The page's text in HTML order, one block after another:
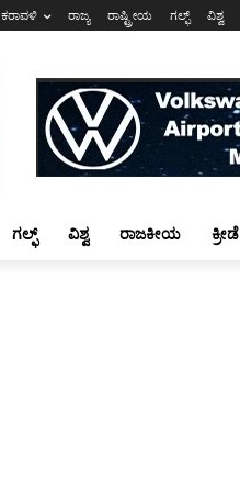
ಕರಾವಳಿ ರಾಜ್ಯ ರಾಷ್ಟ್ರೀಯ ಗಲ್ಫ್ ವಿಶ್ವ
ಗಲ್ಫ್ ವಿಶ್ವ ರಾಜಕೀಯ ಕ್ರೀಡೆ